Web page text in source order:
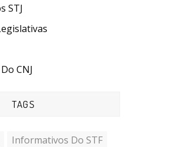
STJ
CNJ
TAGS
Informativos Do STF